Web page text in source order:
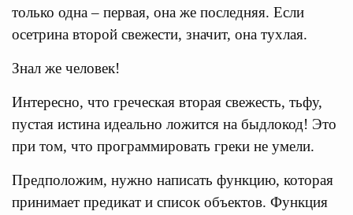
только одна – первая, она же последняя. Если
осетрина второй свежести, значит, она тухлая.
Знал же человек!
Интересно, что греческая вторая свежесть, тьфу,
пустая истина идеально ложится на быдлокод! Это
при том, что программировать греки не умели.
Предположим, нужно написать функцию, которая
принимает предикат и список объектов. Функция